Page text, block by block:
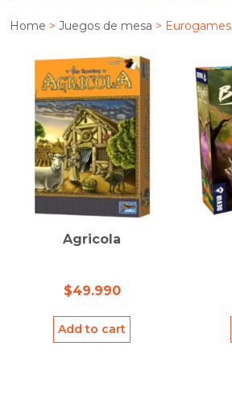
Home > Juegos de mesa > Eurogames
Agricola
$49.990
Add to cart